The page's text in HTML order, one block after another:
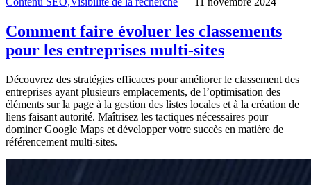
Comment faire évoluer les classements
pour les entreprises multi-sites
Découvrez des stratégies efficaces pour améliorer le classement des
entreprises ayant plusieurs emplacements, de l’optimisation des
éléments sur la page à la gestion des listes locales et à la création de
liens faisant autorité. Maîtrisez les tactiques nécessaires pour
dominer Google Maps et développer votre succès en matière de
référencement multi-sites.